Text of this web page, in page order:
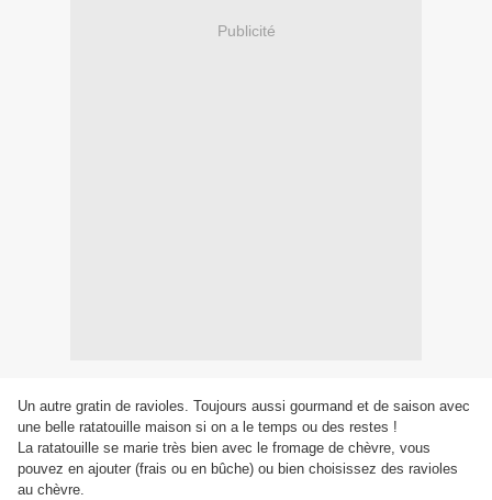
Publicité
Un autre gratin de ravioles. Toujours aussi gourmand et de saison avec
une belle ratatouille maison si on a le temps ou des restes !
La ratatouille se marie très bien avec le fromage de chèvre, vous
pouvez en ajouter (frais ou en bûche) ou bien choisissez des ravioles
au chèvre.